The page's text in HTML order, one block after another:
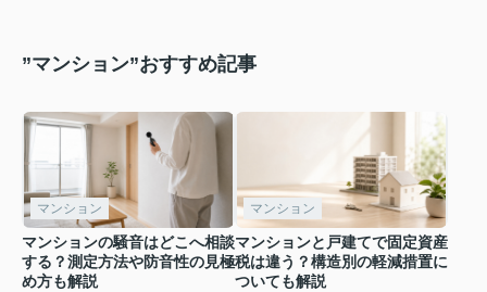
”マンション”おすすめ記事
マンション
マンションの騒音はどこへ相談
する？測定方法や防音性の見極
め方も解説
マンション
マンションと戸建てで固定資産
税は違う？構造別の軽減措置に
ついても解説